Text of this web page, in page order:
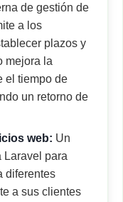
de gestión de
a los
plazos y
mejora la
el tiempo de
un retorno de
web: Un
Laravel para
diferentes
a sus clientes